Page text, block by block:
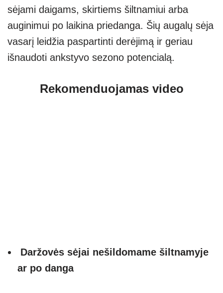
sėjami daigams, skirtiems šiltnamiui arba
auginimui po laikina priedanga. Šių augalų sėja
vasarį leidžia paspartinti derėjimą ir geriau
išnaudoti ankstyvo sezono potencialą.
Rekomenduojamas video
Daržovės sėjai nešildomame šiltnamyje
ar po danga